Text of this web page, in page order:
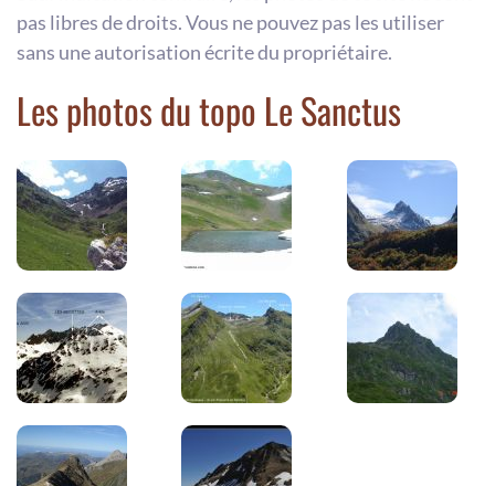
pas libres de droits. Vous ne pouvez pas les utiliser
sans une autorisation écrite du propriétaire.
Les photos du topo Le Sanctus